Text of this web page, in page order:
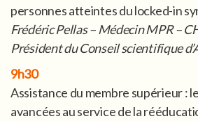
personnes atteintes du locked-in
Frédéric Pellas – Médecin MPR –
Président du Conseil scientifique
9h30
Assistance du membre supérieur :
avancées au service de la